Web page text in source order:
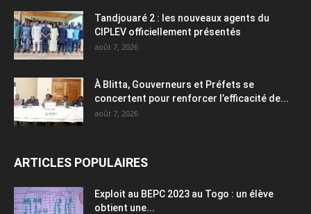
Tandjouaré 2 : les nouveaux agents du
CIPLEV officiellement présentés
août 7, 2026
À Blitta, Gouverneurs et Préfets se
concertent pour renforcer l’efficacité de...
août 7, 2026
ARTICLES POPULAIRES
Exploit au BEPC 2023 au Togo : un élève
obtient une...